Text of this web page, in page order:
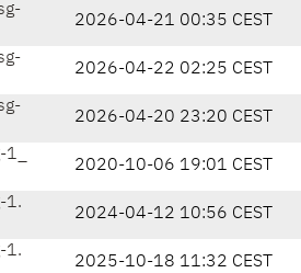
2026-04-21 00:35 CEST
2026-04-22 02:25 CEST
2026-04-20 23:20 CEST
2020-10-06 19:01 CEST
1.
2024-04-12 10:56 CEST
1.
2025-10-18 11:32 CEST